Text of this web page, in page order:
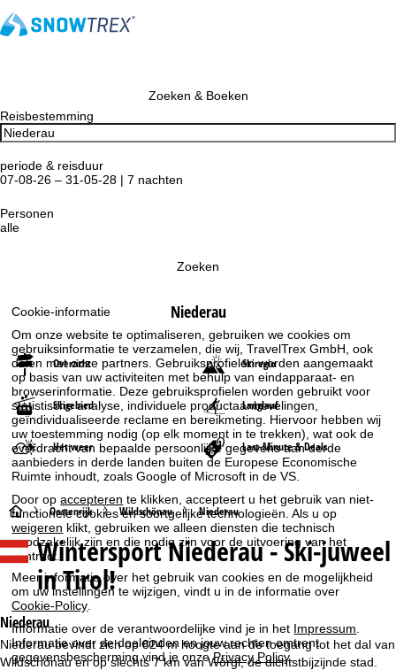
Cookie-informatie
Om onze website te optimaliseren, gebruiken we cookies om
gebruiksinformatie te verzamelen, die wij, TravelTrex GmbH, ook
delen met onze partners. Gebruiksprofielen worden aangemaakt
op basis van uw activiteiten met behulp van eindapparaat- en
browserinformatie. Deze gebruiksprofielen worden gebruikt voor
statistische analyse, individuele productaanbevelingen,
geïndividualiseerde reclame en bereikmeting. Hiervoor hebben wij
uw toestemming nodig (op elk moment in te trekken), wat ook de
overdracht van bepaalde persoonlijke gegevens aan derde
aanbieders in derde landen buiten de Europese Economische
Ruimte inhoudt, zoals Google of Microsoft in de VS.
Door opaccepteren te klikken, accepteert u het gebruik van niet-
functionele cookies en soortgelijke technologieën. Als u op
weigeren klikt, gebruiken we alleen diensten die technisch
noodzakelijk zijn en die nodig zijn voor de uitvoering van het
contract.
Meer informatie over het gebruik van cookies en de mogelijkheid
om uw instellingen te wijzigen, vindt u in de informatie over
Cookie-Policy
Informatie over de verantwoordelijke vind je in het Impressum
Informatie over de doeleinden en jouw rechten omtrent
gegevensbescherming vind je onzePrivacy Policy.
Zoeken & Boeken
Reisbestemming
periode & reisduur
07-08-26 – 31-05-28 | 7 nachten
Personen
alle
Zoeken
Niederau
Overzicht Skiregio
Skigebied Langlauf
Het weer Last-Minute & Deals
S
t
a
r
t
Oostenrijk Wildschönau Niederau
WintersportNiederau - Ski-juweel
in Tirol!
Niederau
Niederau bevindt zich op 824 m hoogte aan de toegang tot het dal van
Wildschönau en op slechts 7 km van Wörgl, de dichtstbijzijnde stad.